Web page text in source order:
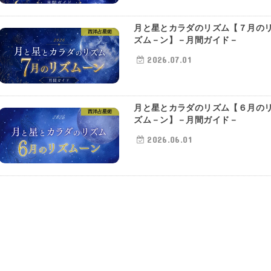
西洋占星術
月と星とカラダのリズム【７月の
ズム－ン】－月間ガイド－
2026.07.01
西洋占星術
月と星とカラダのリズム【６月の
ズム－ン】－月間ガイド－
2026.06.01